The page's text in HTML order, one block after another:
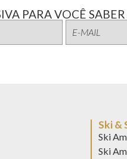
PARA VOCÊ
Ski &
Ski
Ski